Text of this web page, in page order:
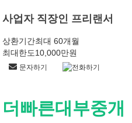
사업자 직장인 프리랜서
상환기간최대 60개월
최대한도10,000만원
문자하기 전화하기
더빠른대부중개